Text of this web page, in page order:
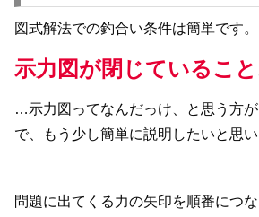
図式解法での釣合い条件は簡単です。
示力図が閉じていること
…示力図ってなんだっけ、と思う方
で、もう少し簡単に説明したいと思い
問題に出てくる力の矢印を順番につ